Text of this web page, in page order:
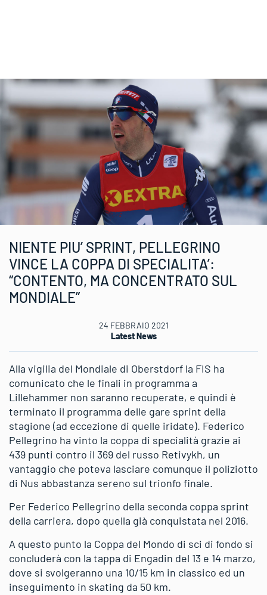
NIENTE PIU’ SPRINT, PELLEGRINO
VINCE LA COPPA DI SPECIALITA’:
“CONTENTO, MA CONCENTRATO SUL
MONDIALE”
24 FEBBRAIO 2021
Latest News
Alla vigilia del Mondiale di Oberstdorf la FIS ha
comunicato che le finali in programma a
Lillehammer non saranno recuperate, e quindi è
terminato il programma delle gare sprint della
stagione (ad eccezione di quelle iridate). Federico
Pellegrino ha vinto la coppa di specialità grazie ai
439 punti contro il 369 del russo Retivykh, un
vantaggio che poteva lasciare comunque il poliziotto
di Nus abbastanza sereno sul trionfo finale.
Per Federico Pellegrino della seconda coppa sprint
della carriera, dopo quella già conquistata nel 2016.
A questo punto la Coppa del Mondo di sci di fondo si
concluderà con la tappa di Engadin del 13 e 14 marzo,
dove si svolgeranno una 10/15 km in classico ed un
inseguimento in skating da 50 km.